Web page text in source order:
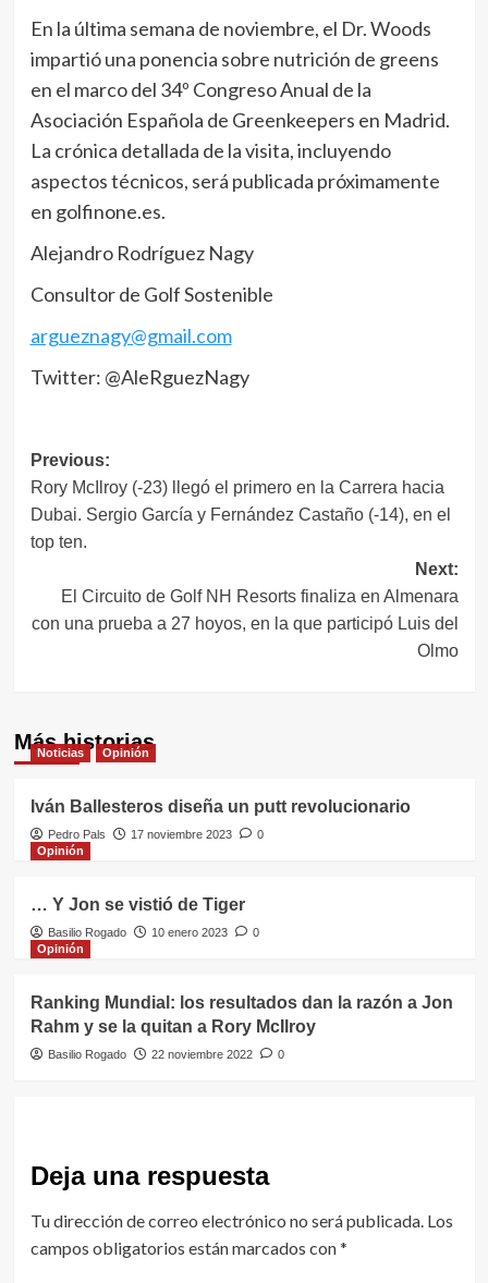
En la última semana de noviembre, el Dr. Woods
impartió una ponencia sobre nutrición de greens
en el marco del 34º Congreso Anual de la
Asociación Española de Greenkeepers en Madrid.
La crónica detallada de la visita, incluyendo
aspectos técnicos, será publicada próximamente
en golfinone.es.
Alejandro Rodríguez Nagy
Consultor de Golf Sostenible
argueznagy@gmail.com
Twitter: @AleRguezNagy
Navegación
de
entradas
Previous:
Rory McIlroy (-23) llegó el primero en la Carrera hacia
Dubai. Sergio García y Fernández Castaño (-14), en el
top ten.
Next:
El Circuito de Golf NH Resorts finaliza en Almenara
con una prueba a 27 hoyos, en la que participó Luis del
Olmo
Más historias
Noticias Opinión
Iván Ballesteros diseña un putt revolucionario
Pedro Pals 17 noviembre 2023
0
Opinión
… Y Jon se vistió de Tiger
Basilio Rogado 10 enero 2023
0
Opinión
Ranking Mundial: los resultados dan la razón a Jon
Rahm y se la quitan a Rory McIlroy
Basilio Rogado 22 noviembre 2022 0
Deja una respuesta
Tu dirección de correo electrónico no será publicada. Los
campos obligatorios están marcados con*